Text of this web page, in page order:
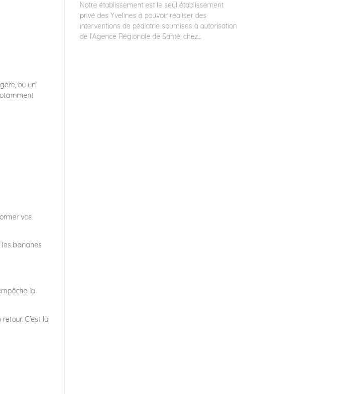
ou un
vos
les bananes
la
C’est là
Notre établissement est le seul établissement
privé des Yvelines à pouvoir réaliser des
interventions de pédiatrie soumises à autorisation
de l’Agence Régionale de Santé, chez...